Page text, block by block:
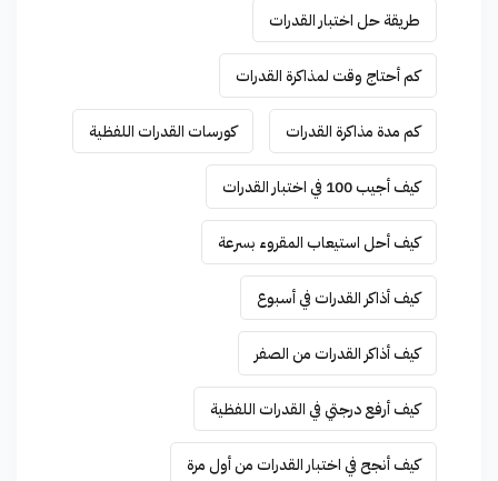
طريقة حل اختبار القدرات
كم أحتاج وقت لمذاكرة القدرات
كم مدة مذاكرة القدرات كورسات القدرات اللفظية
كيف أجيب 100 في اختبار القدرات
كيف أحل استيعاب المقروء بسرعة
كيف أذاكر القدرات في أسبوع
كيف أذاكر القدرات من الصفر
كيف أرفع درجتي في القدرات اللفظية
كيف أنجح في اختبار القدرات من أول مرة